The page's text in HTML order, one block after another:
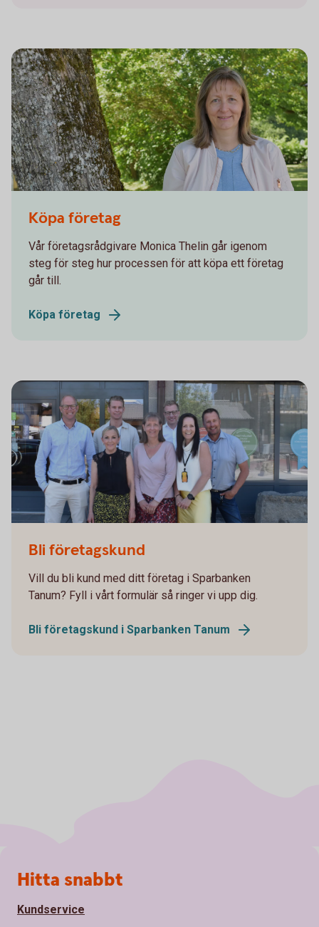
Köpa företag
Vår företagsrådgivare Monica Thelin går igenom
steg för steg hur processen för att köpa ett företag
går till.
Köpa företag
Bli företagskund
Vill du bli kund med ditt företag i Sparbanken
Tanum? Fyll i vårt formulär så ringer vi upp dig.
Bli företagskund i Sparbanken Tanum
Sidfot
Hitta snabbt
Kundservice